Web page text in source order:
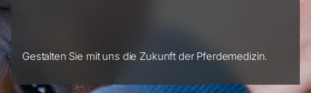
Gestalten Sie mit uns die Zukunft der Pferdemedizin.